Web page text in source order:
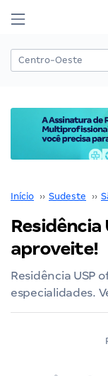
Início ›› Sudeste ››
Residência
aproveite!
Residência USP
especialidades.